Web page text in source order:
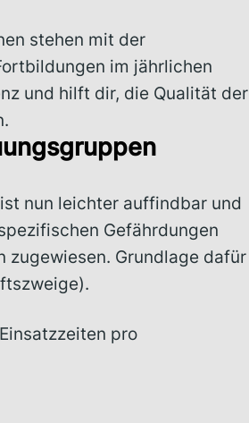
stehen mit der
im jährlichen
und hilft dir, die Qualität der
nun leichter auffindbar und
Gefährdungen
zugewiesen. Grundlage dafür
pro